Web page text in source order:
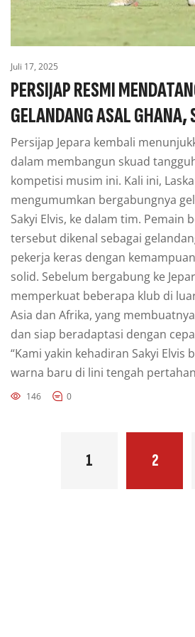
Juli 17, 2025
PERSIJAP RESMI
GELANDANG ASAL GHANA,
Persijap Jepara kembali
dalam membangun skuad
kompetisi musim ini. Kali ini,
mengumumkan bergabungnya
Sakyi Elvis, ke dalam tim. Pemain
tersebut dikenal sebagai
pekerja keras dengan
solid. Sebelum bergabung ke
memperkuat beberapa klub di
Asia dan Afrika, yang
dan siap beradaptasi dengan
“Kami yakin kehadiran Sakyi Elvis
warna baru di lini tengah
146 0
1 2